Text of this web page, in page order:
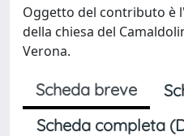
Oggetto del contributo è
della chiesa del
Verona.
Scheda breve
Scheda completa